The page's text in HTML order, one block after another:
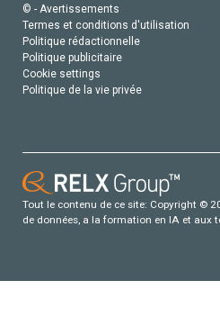
© - Avertissements
Termes et conditions d'utilisation
Politique rédactionnelle
Politique publicitaire
Cookie settings
Politique de la vie privée
Tout le contenu de ce site: Copyright ©
de données, a la formation en IA et aux